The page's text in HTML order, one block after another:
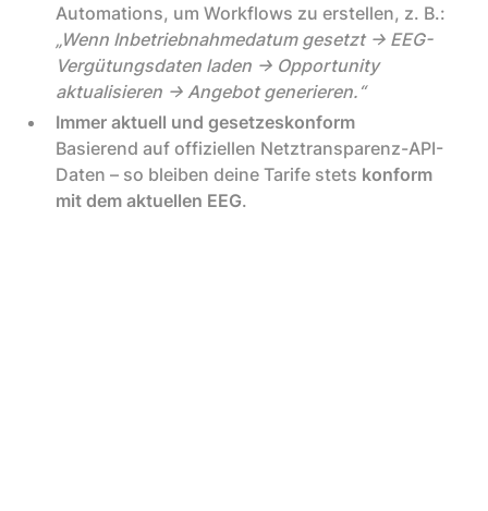
Automations, um Workflows zu erstellen, z. B.:
„Wenn Inbetriebnahmedatum gesetzt → EEG-
Vergütungsdaten laden → Opportunity
aktualisieren → Angebot generieren.“
Immer aktuell und gesetzeskonform
Basierend auf offiziellen Netztransparenz-API-
Daten – so bleiben deine Tarife stets konform
mit dem aktuellen EEG.